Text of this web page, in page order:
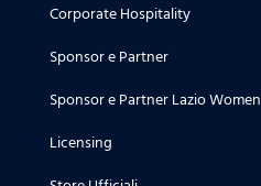
Corporate Hospitality
Sponsor e Partner
Sponsor e Partner Lazio Women
Licensing